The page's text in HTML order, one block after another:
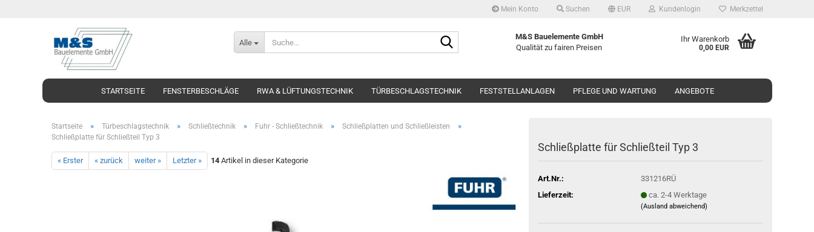
Mein Konto Suchen EUR Kundenlogin Merkzettel
Alle
M&S Bauelemente GmbH
Qualität zu fairen Preisen
Ihr Warenkorb
0,00 EUR
STARTSEITE FENSTERBESCHLÄGE RWA & LÜFTUNGSTECHNIK TÜRBESCHLAGSTECHNIK FESTSTELLANLAGEN PFLEGE UND WARTUNG ANGEBOTE
Startseite » Türbeschlagstechnik » Schließtechnik » Fuhr - Schließtechnik » Schließplatten und Schließleisten »
Schließplatte für Schließteil Typ 3
« Erster « zurück weiter » Letzter » 14Artikel in dieser Kategorie
Schließ­plat­te für Schließ­teil Typ 3
Art.Nr.:
331216RÜ
Lieferzeit:
ca. 2-4 Werktage
(Ausland abweichend)